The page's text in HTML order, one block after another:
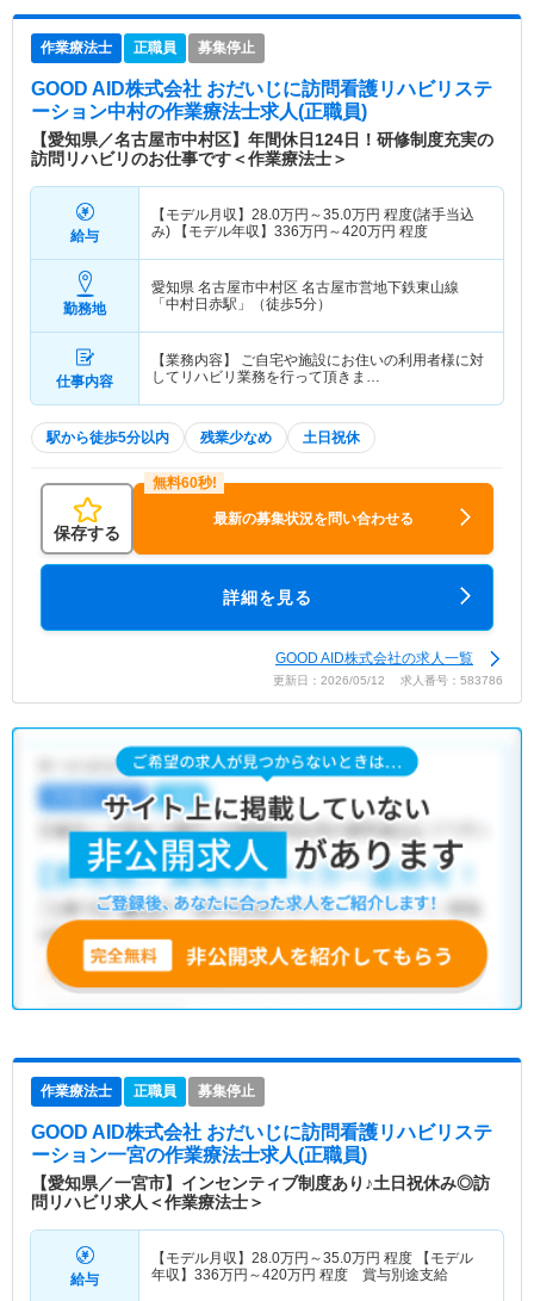
作業療法士 正職員 募集停止
GOOD AID株式会社 おだいじに訪問看護リハビリステ
ーション中村の作業療法士求人(正職員)
【愛知県／名古屋市中村区】年間休日124日！研修制度充実の
訪問リハビリのお仕事です＜作業療法士＞
給与
【モデル月収】 28.0万円～35.0万円 程度(諸手当込
み) 【モデル年収】 336万円～420万円 程度
勤務地
愛知県 名古屋市中村区 名古屋市営地下鉄東山線
「中村日赤駅」（徒歩5分）
仕事内容
【業務内容】 ご自宅や施設にお住いの利用者様に対
してリハビリ業務を行って頂きま…
駅から徒歩5分以内 残業少なめ 土日祝休
保存する
最新の募集状況を問い合わせる
詳細を見る
GOOD AID株式会社の求人一覧
更新日：2026/05/12 求人番号：583786
作業療法士 正職員 募集停止
GOOD AID株式会社 おだいじに訪問看護リハビリステ
ーション一宮の作業療法士求人(正職員)
【愛知県／一宮市】インセンティブ制度あり♪土日祝休み◎訪
問リハビリ求人＜作業療法士＞
給与
【モデル月収】 28.0万円～35.0万円 程度 【モデル
年収】 336万円～420万円 程度 賞与別途支給